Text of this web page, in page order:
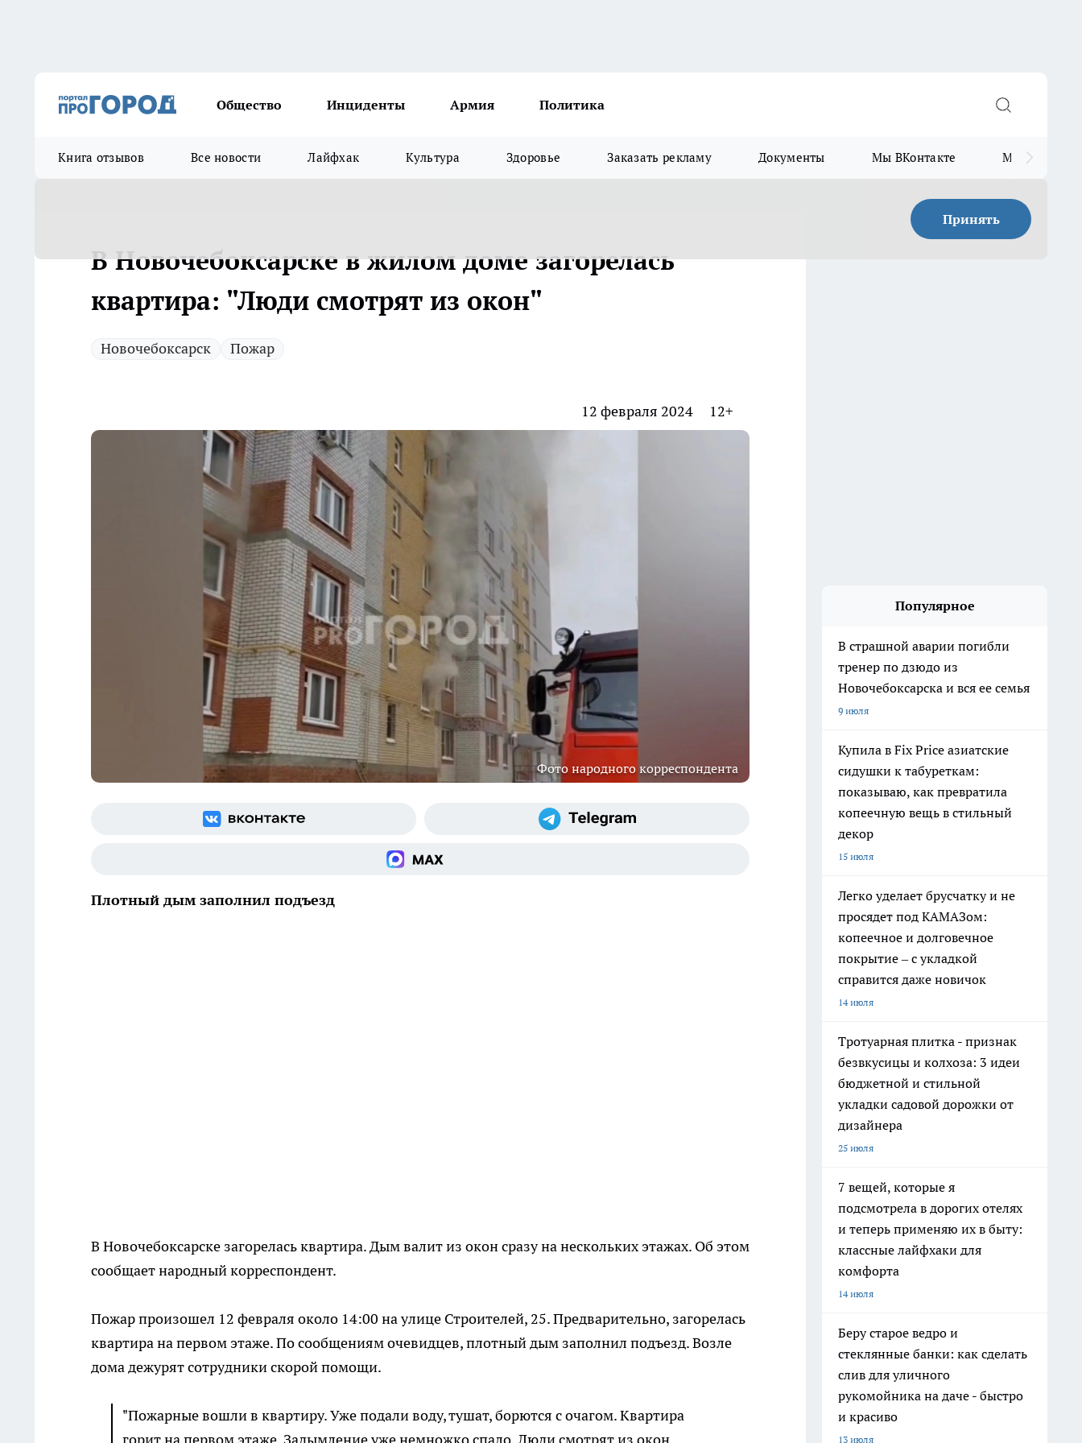
Общество Инциденты Армия Политика
Книга отзывов Все новости Лайфхак Культура Здоровье Заказать рекламу Документы Мы ВКонтакте Мы в
Принять
В Новочебоксарске в жилом доме загорелась
квартира: "Люди смотрят из окон"
Новочебоксарск Пожар
12 февраля 2024 12+
Фото народного корреспондента
Плотный дым заполнил подъезд
В Новочебоксарске загорелась квартира. Дым валит из окон сразу на нескольких этажах. Об этом
сообщает народный корреспондент.
Пожар произошел 12 февраля около 14:00 на улице Строителей, 25. Предварительно, загорелась
квартира на первом этаже. По сообщениям очевидцев, плотный дым заполнил подъезд. Возле
дома дежурят сотрудники скорой помощи.
"Пожарные вошли в квартиру. Уже подали воду, тушат, борются с очагом. Квартира
Популярное
В страшной аварии погибли
тренер по дзюдо из
Новочебоксарска и вся ее семья
9 июля
Купила в Fix Price азиатские
сидушки к табуреткам:
показываю, как превратила
копеечную вещь в стильный
декор
15 июля
Легко уделает брусчатку и не
просядет под КАМАЗом:
копеечное и долговечное
покрытие – с укладкой
справится даже новичок
14 июля
Тротуарная плитка - признак
безвкусицы и колхоза: 3 идеи
бюджетной и стильной
укладки садовой дорожки от
дизайнера
25 июля
7 вещей, которые я
подсмотрела в дорогих отелях
и теперь применяю их в быту:
классные лайфхаки для
комфорта
14 июля
Беру старое ведро и
стеклянные банки: как сделать
слив для уличного
рукомойника на даче - быстро
и красиво
13 июля